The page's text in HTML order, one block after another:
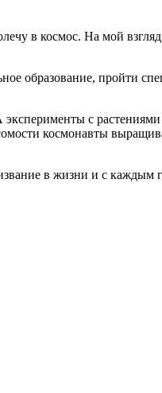
в космос. На мой
образование, пройти
с
космонавты
в жизни и с каждым